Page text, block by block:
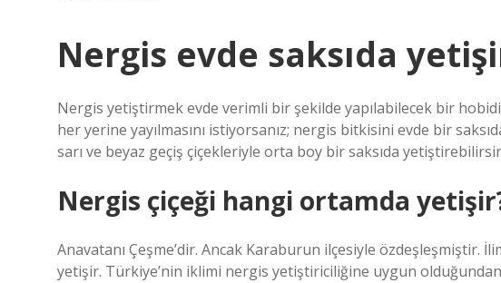
Nergis evde saksıda
Nergis yetiştirmek evde verimli bir şekilde yapılabilecek bir
her yerine yayılmasını istiyorsanız; nergis bitkisini evde bir
sarı ve beyaz geçiş çiçekleriyle orta boy bir saksıda
Nergis çiçeği hangi ortamda
Anavatanı Çeşme’dir. Ancak Karaburun ilçesiyle özdeşleşmiştir.
yetişir. Türkiye’nin iklimi nergis yetiştiriciliğine uygun